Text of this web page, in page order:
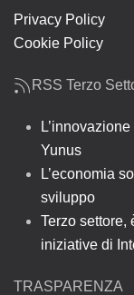
Privacy Policy
Cookie Policy
RSS Terzo
Yunus
L’economia
sviluppo
Terzo settore,
iniziative di
TRASPARENZA